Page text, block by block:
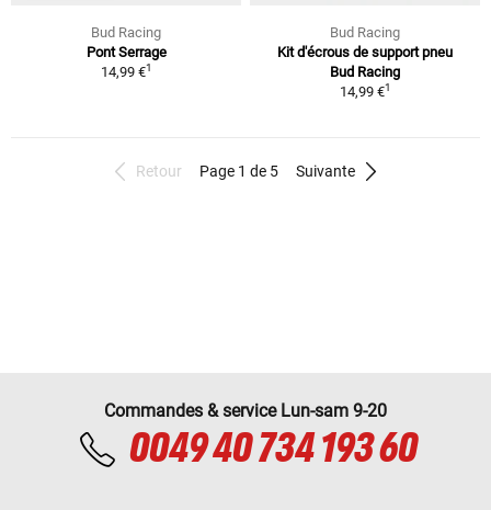
Bud Racing
Pont Serrage
14,99 €1
Bud Racing
Kit d'écrous de support pneu
Bud Racing
14,99 €1
Retour Page 1 de 5 Suivante
Commandes & service Lun-sam 9-20
0049 40 734 193 60